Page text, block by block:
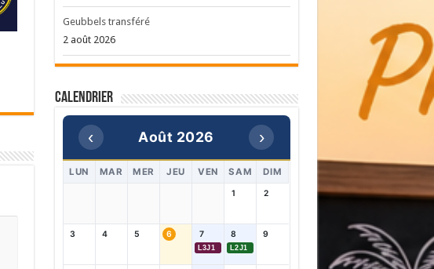
Geubbels transféré
2 août 2026
Calendrier
‹ Août 2026 ›
LUN MAR MER JEU VEN SAM DIM
1 2
3 4 5 6 7
L3J1
8
L2J1
9